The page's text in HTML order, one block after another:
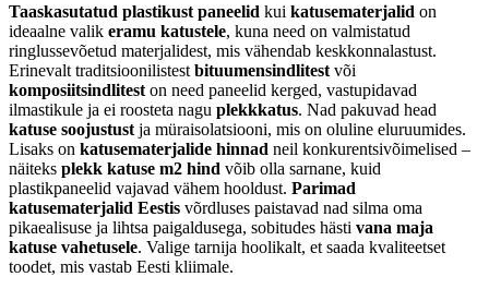
Taaskasutatud plastikust paneelid kui katusematerjalid on
ideaalne valik eramu katustele, kuna need on valmistatud
ringlussevõetud materjalidest, mis vähendab keskkonnalastust.
Erinevalt traditsioonilistest bituumensindlitest või
komposiitsindlitest on need paneelid kerged, vastupidavad
ilmastikule ja ei roosteta nagu plekkkatus. Nad pakuvad head
katuse soojustust ja müraisolatsiooni, mis on oluline eluruumides.
Lisaks on katusematerjalide hinnad neil konkurentsivõimelised –
näiteks plekk katuse m2 hind võib olla sarnane, kuid
plastikpaneelid vajavad vähem hooldust. Parimad
katusematerjalid Eestis võrdluses paistavad nad silma oma
pikaealisuse ja lihtsa paigaldusega, sobitudes hästi vana maja
katuse vahetusele. Valige tarnija hoolikalt, et saada kvaliteetset
toodet, mis vastab Eesti kliimale.